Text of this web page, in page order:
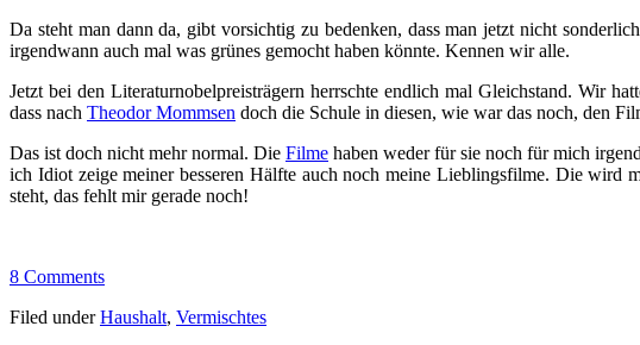
Da steht man dann da, gibt vorsichtig zu bedenken, dass man jetzt nicht
irgendwann auch mal was grünes gemocht haben könnte. Kennen wir alle.
Jetzt bei den Literaturnobelpreisträgern herrschte endlich mal Gleichstand. Wir
dass nach Theodor Mommsen doch die Schule in diesen, wie war das noch, den
Das ist doch nicht mehr normal. Die Filme haben weder für sie noch für mich
ich Idiot zeige meiner besseren Hälfte auch noch meine Lieblingsfilme. Die wird
steht, das fehlt mir gerade noch!
8 Comments
Filed underHaushalt, Vermischtes